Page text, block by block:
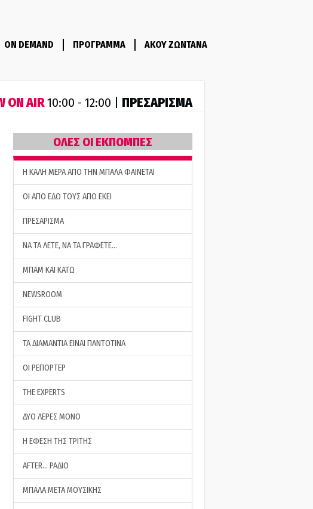
ON DEMAND ΠΡΟΓΡΑΜΜΑ ΑΚΟΥ ΖΩΝΤΑΝΑ
ON AIR10:00 - 12:00 | ΠΡΕΣΑΡΙΣΜΑ
ΟΛΕΣ ΟΙ ΕΚΠΟΜΠΕΣ
H ΚΑΛΗ ΜΕΡΑ ΑΠΟ ΤΗΝ ΜΠΑΛΑ ΦΑΙΝΕΤΑΙ
ΟΙ ΑΠΟ ΕΔΩ ΤΟΥΣ ΑΠΟ ΕΚΕΙ
ΠΡΕΣΑΡΙΣΜΑ
ΝΑ ΤΑ ΛΕΤΕ, ΝΑ ΤΑ ΓΡΑΦΕΤΕ…
ΜΠΑΜ ΚΑΙ ΚΑΤΩ
NEWSROOM
FIGHT CLUB
ΤΑ ΔΙΑΜΑΝΤΙΑ ΕΙΝΑΙ ΠΑΝΤΟΤΙΝΑ
ΟΙ ΡΕΠΟΡΤΕΡ
THE EXPERTS
ΔΥΟ ΛΕΡΕΣ ΜΟΝΟ
Η ΕΦΕΣΗ ΤΗΣ ΤΡΙΤΗΣ
AFTER… ΡΑΔΙΟ
ΜΠΑΛΑ ΜΕΤΑ ΜΟΥΣΙΚΗΣ